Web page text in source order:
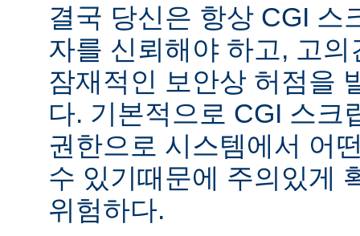
결국 당신은 항상 CGI 스
자를 신뢰해야 하고, 고
잠재적인 보안상 허점을
다. 기본적으로 CGI 스크
권한으로 시스템에서 어
수 있기때문에 주의있게
위험하다.